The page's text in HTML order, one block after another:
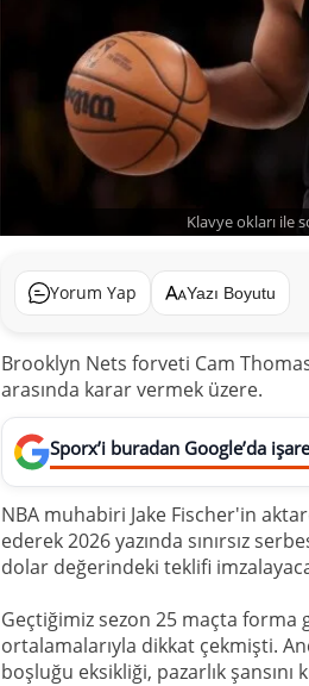
Klavye okları ile
Yorum Yap Yazı Boyutu
Brooklyn Nets forveti Cam
arasında karar vermek üzere.
Sporx’i buradan Google’da
NBA muhabiri Jake Fischer'in
ederek 2026 yazında sınırsız
dolar değerindeki teklifi
Geçtiğimiz sezon 25 maçta forma
ortalamalarıyla dikkat çekmişti.
boşluğu eksikliği, pazarlık şansını